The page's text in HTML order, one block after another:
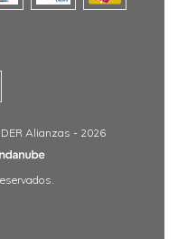
Alianzas - 2026